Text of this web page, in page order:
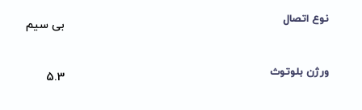
نوع اتصال بی سیم
ورژن بلوتوث 5.3